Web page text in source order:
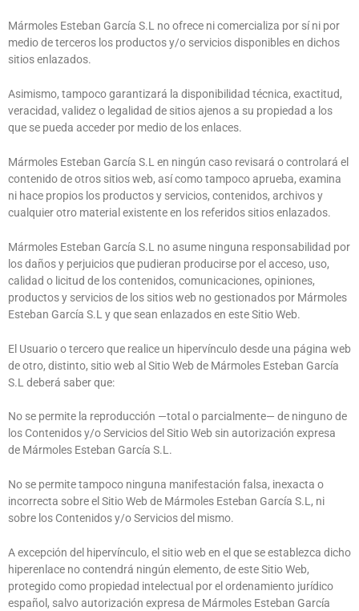
Mármoles Esteban García S.L no ofrece ni comercializa por sí ni por
medio de terceros los productos y/o servicios disponibles en dichos
sitios enlazados.
Asimismo, tampoco garantizará la disponibilidad técnica, exactitud,
veracidad, validez o legalidad de sitios ajenos a su propiedad a los
que se pueda acceder por medio de los enlaces.
Mármoles Esteban García S.L en ningún caso revisará o controlará el
contenido de otros sitios web, así como tampoco aprueba, examina
ni hace propios los productos y servicios, contenidos, archivos y
cualquier otro material existente en los referidos sitios enlazados.
Mármoles Esteban García S.L no asume ninguna responsabilidad por
los daños y perjuicios que pudieran producirse por el acceso, uso,
calidad o licitud de los contenidos, comunicaciones, opiniones,
productos y servicios de los sitios web no gestionados por Mármoles
Esteban García S.L y que sean enlazados en este Sitio Web.
El Usuario o tercero que realice un hipervínculo desde una página web
de otro, distinto, sitio web al Sitio Web de Mármoles Esteban García
S.L deberá saber que:
No se permite la reproducción —total o parcialmente— de ninguno de
los Contenidos y/o Servicios del Sitio Web sin autorización expresa
de Mármoles Esteban García S.L.
No se permite tampoco ninguna manifestación falsa, inexacta o
incorrecta sobre el Sitio Web de Mármoles Esteban García S.L, ni
sobre los Contenidos y/o Servicios del mismo.
A excepción del hipervínculo, el sitio web en el que se establezca dicho
hiperenlace no contendrá ningún elemento, de este Sitio Web,
protegido como propiedad intelectual por el ordenamiento jurídico
español, salvo autorización expresa de Mármoles Esteban García